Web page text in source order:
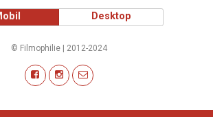
Desktop
© Filmophilie | 2012-2024